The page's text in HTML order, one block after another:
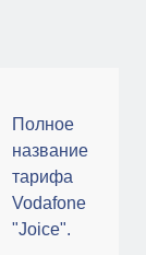
Полное
название
тарифа
Vodafone
"Joice".